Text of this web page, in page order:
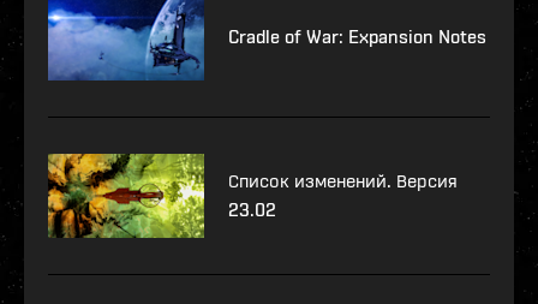
Cradle of War: Expansion Notes
Список изменений. Версия
23.02